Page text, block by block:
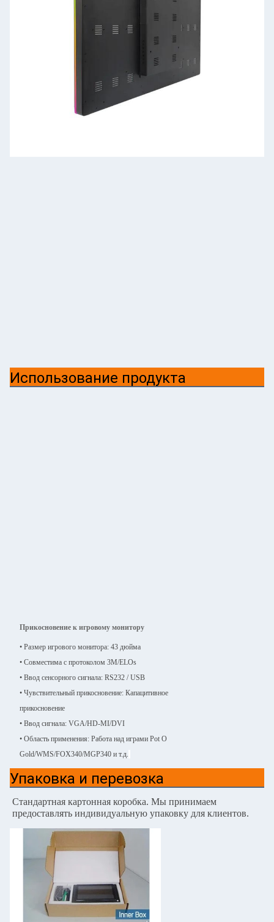
Использование продукта
Прикосновение к игровому монитору
• Размер игрового монитора: 43 дюйма
• Совместима с протоколом 3M/ELOs
• Ввод сенсорного сигнала: RS232 / USB
• Чувствительный прикосновение: Капацитивное
прикосновение
• Ввод сигнала: VGA/HD-MI/DVI
• Область применения: Работа над играми Pot O
Gold/WMS/FOX340/MGP340 и т.д.
Упаковка и перевозка
Стандартная картонная коробка. Мы принимаем
предоставлять индивидуальную упаковку для клиентов.